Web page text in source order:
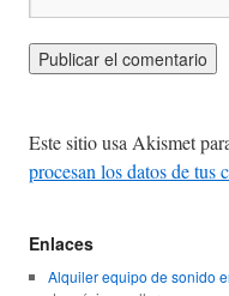
Este sitio usa Akismet
procesan los datos de tus
Enlaces
Alquiler equipo de sonido